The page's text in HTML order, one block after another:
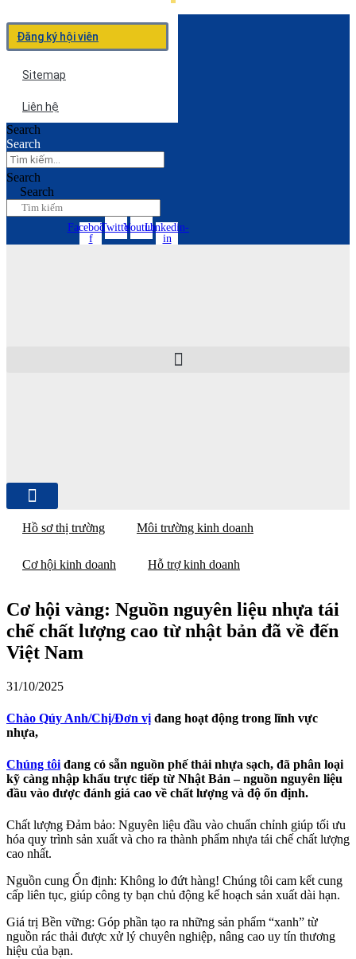
Đăng ký hội viên
Sitemap
Liên hệ
Search
Search
Search
Search
Facebook-
f
TwitterYoutubeLinkedin-
in
Hồ sơ thị trường Môi trường kinh doanh
Cơ hội kinh doanh Hỗ trợ kinh doanh
Cơ hội vàng: Nguồn nguyên liệu nhựa tái
chế chất lượng cao từ nhật bản đã về đến
Việt Nam
31/10/2025
Chào Qúy Anh/Chị/Đơn vị đang hoạt động trong lĩnh vực
nhựa,
Chúng tôi đang có sẵn nguồn phế thải nhựa sạch, đã phân loại
kỹ càng nhập khẩu trực tiếp từ Nhật Bản – nguồn nguyên liệu
đầu vào được đánh giá cao về chất lượng và độ ổn định.
Chất lượng Đảm bảo: Nguyên liệu đầu vào chuẩn chỉnh giúp tối ưu
hóa quy trình sản xuất và cho ra thành phẩm nhựa tái chế chất lượng
cao nhất.
Nguồn cung Ổn định: Không lo đứt hàng! Chúng tôi cam kết cung
cấp liên tục, giúp công ty bạn chủ động kế hoạch sản xuất dài hạn.
Giá trị Bền vững: Góp phần tạo ra những sản phẩm “xanh” từ
nguồn rác thải được xử lý chuyên nghiệp, nâng cao uy tín thương
hiệu của bạn.